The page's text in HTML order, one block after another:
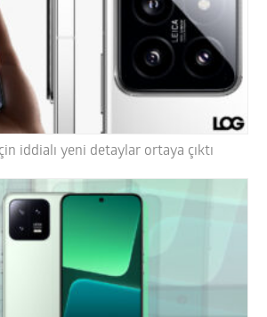
iddialı yeni detaylar ortaya çıktı